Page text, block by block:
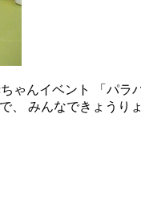
んイベント 「パ
、 みんなできょう